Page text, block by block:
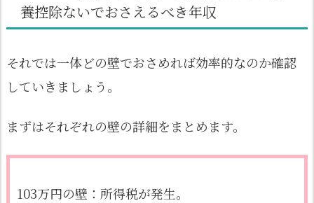
養控除ないでおさえるべき年収
それでは一体どの壁でおさめれば効率的なのか確認
していきましょう。
まずはそれぞれの壁の詳細をまとめます。
103万円の壁：所得税が発生。